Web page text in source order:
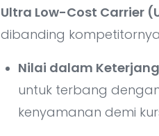
Ultra Low-Cost Carrier
dibanding
Nilai dalam
untuk terbang
kenyamanan demi